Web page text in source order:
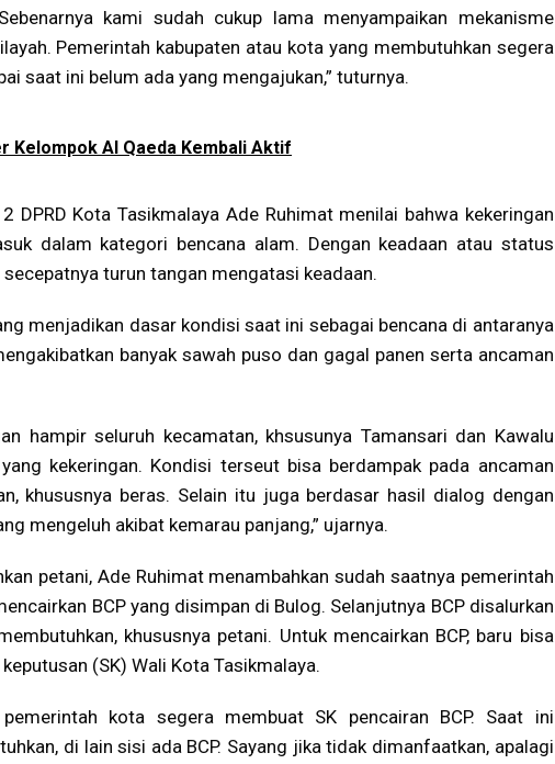
kami sudah cukup lama menyampaikan mekanisme
Pemerintah kabupaten atau kota yang membutuhkan segera
saat ini belum ada yang mengajukan,” tuturnya.
Kelompok Al Qaeda Kembali Aktif
DPRD Kota Tasikmalaya Ade Ruhimat menilai bahwa kekeringan
dalam kategori bencana alam. Dengan keadaan atau status
turun tangan mengatasi keadaan.
menjadikan dasar kondisi saat ini sebagai bencana di antaranya
banyak sawah puso dan gagal panen serta ancaman
hampir seluruh kecamatan, khsusunya Tamansari dan Kawalu
kekeringan. Kondisi terseut bisa berdampak pada ancaman
khususnya beras. Selain itu juga berdasar hasil dialog dengan
mengeluh akibat kemarau panjang,” ujarnya.
petani, Ade Ruhimat menambahkan sudah saatnya pemerintah
BCP yang disimpan di Bulog. Selanjutnya BCP disalurkan
khususnya petani. Untuk mencairkan BCP, baru bisa
(SK) Wali Kota Tasikmalaya.
kota segera membuat SK pencairan BCP. Saat ini
di lain sisi ada BCP. Sayang jika tidak dimanfaatkan, apalagi